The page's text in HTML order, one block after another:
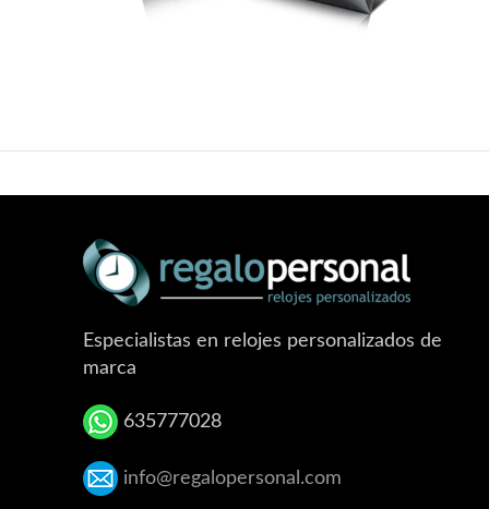
Especialistas en relojes personalizados de
marca
635777028
info@regalopersonal.com